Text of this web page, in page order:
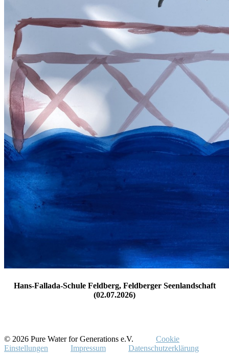
Hans-Fallada-Schule Feldberg, Feldberger Seenlandschaft
(02.07.2026)
© 2026 Pure Water for Generations e.V.
Cookie
Einstellungen
Impressum Datenschutzerklärung